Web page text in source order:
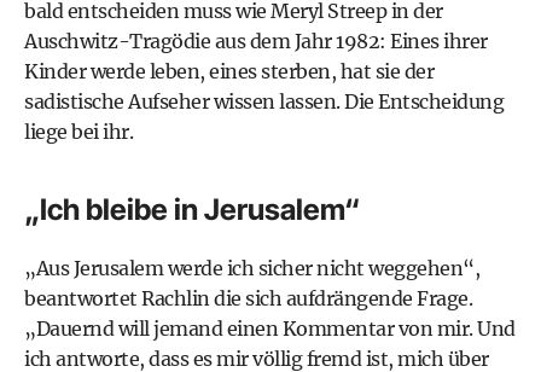
bald entscheiden muss wie Meryl Streep in der
Auschwitz-Tragödie aus dem Jahr 1982: Eines ihrer
Kinder werde leben, eines sterben, hat sie der
sadistische Aufseher wissen lassen. Die Entscheidung
liege bei ihr.
„Ich bleibe in Jerusalem“
„Aus Jerusalem werde ich sicher nicht weggehen“,
beantwortet Rachlin die sich aufdrängende Frage.
„Dauernd will jemand einen Kommentar von mir. Und
ich antworte, dass es mir völlig fremd ist, mich über